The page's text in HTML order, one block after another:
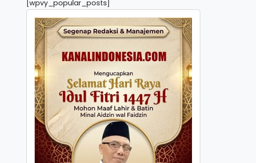
[wpvy_popular_posts]